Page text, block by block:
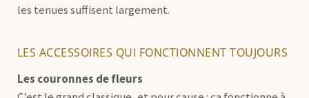
les tenues suffisent largement.
LES ACCESSOIRES QUI FONCTIONNENT TOUJOURS
Les couronnes de fleurs